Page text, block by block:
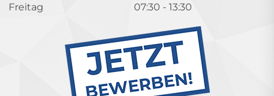
Freitag
07:30 - 13:30